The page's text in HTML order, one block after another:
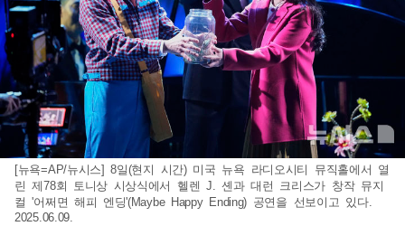
[뉴욕=AP/뉴시스] 8일(현지 시간) 미국 뉴욕 라디오시티 뮤직홀에서 열
린 제78회 토니상 시상식에서 헬렌 J. 셴과 대런 크리스가 창작 뮤지
컬 '어쩌면 해피 엔딩'(Maybe Happy Ending) 공연을 선보이고 있다.
2025.06.09.